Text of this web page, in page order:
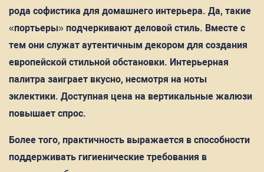
рода софистика для домашнего интерьера. Да, такие
«портьеры» подчеркивают деловой стиль. Вместе с
тем они служат аутентичным декором для создания
европейской стильной обстановки. Интерьерная
палитра заиграет вкусно, несмотря на ноты
эклектики. Доступная цена на вертикальные жалюзи
повышает спрос.
Более того, практичность выражается в способности
поддерживать гигиенические требования в